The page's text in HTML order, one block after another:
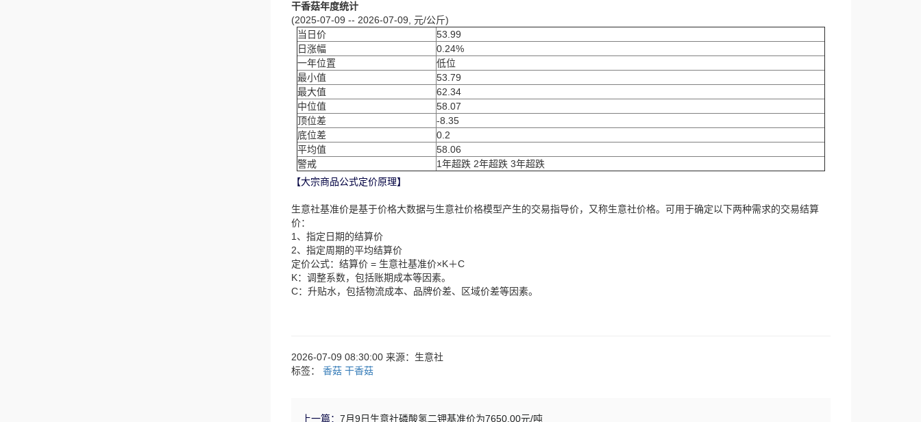
干香菇年度统计
(2025-07-09 -- 2026-07-09, 元/公斤)
当日价
53.99
日涨幅
0.24%
一年位置
低位
最小值
53.79
最大值
62.34
中位值
58.07
顶位差
-8.35
底位差
0.2
平均值
58.06
警戒
1年超跌 2年超跌 3年超跌
【大宗商品公式定价原理】
生意社基准价是基于价格大数据与生意社价格模型产生的交易指导价，又称生意社价格。可用于确定以下两种需求的交易结算
价：
1、指定日期的结算价
2、指定周期的平均结算价
定价公式：结算价 = 生意社基准价×K＋C
K：调整系数，包括账期成本等因素。
C：升贴水，包括物流成本、品牌价差、区域价差等因素。
2026-07-09 08:30:00 来源：生意社
标签： 香菇 干香菇
上一篇： 7月9日生意社磷酸氢二钾基准价为7650.00元/吨